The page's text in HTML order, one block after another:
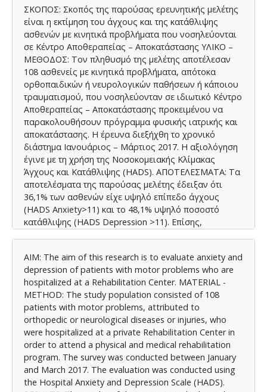
ΣΚΟΠΟΣ: Σκοπός της παρούσας ερευνητικής μελέτης
είναι η εκτίμηση του άγχους και της κατάθλιψης
ασθενών με κινητικά προβλήματα που νοσηλεύονται
σε Κέντρο Αποθεραπείας – Αποκατάστασης ΥΛΙΚΟ –
ΜΕΘΟΔΟΣ: Τον πληθυσμό της μελέτης αποτέλεσαν
108 ασθενείς με κινητικά προβλήματα, απότοκα
ορθοπαιδικών ή νευρολογικών παθήσεων ή κάποιου
τραυματισμού, που νοσηλεύονταν σε ιδιωτικό Κέντρο
Αποθεραπείας – Αποκατάστασης προκειμένου να
παρακολουθήσουν πρόγραμμα φυσικής ιατρικής και
αποκατάστασης. Η έρευνα διεξήχθη το χρονικό
διάστημα Ιανουάριος – Μάρτιος 2017. Η αξιολόγηση
έγινε με τη χρήση της Νοσοκομειακής Κλίμακας
Άγχους και Κατάθλιψης (HADS). ΑΠΟΤΕΛΕΣΜΑΤΑ: Τα
αποτελέσματα της παρούσας μελέτης έδειξαν ότι
36,1% των ασθενών είχε υψηλό επίπεδο άγχους
(HADS Anxiety>11) και το 48,1% υψηλό ποσοστό
κατάθλιψης (HADS Depression >11). Επίσης,
σημαντική. Πάνω από το 50% των παθολογικών
περιπτώσεων άγχους αλλά και κατάθλιψης είχαν ως
διάγνωση νοσηλείας το ΑΕΕ. Οι συσχετίσεις του
άγχους και της κατάθλιψης με τα δημογραφικά
στοιχεία των ασθενών δεν ανέδειξαν ιδιαίτερα
στατιστικά σημαντικά αποτελέσματα, όμως η μεγάλης
διάρκειας νοσηλεία στο νοσοκομείο πριν την
εισαγωγή στο ΚΑΑ επιφέρει μεγαλύτερες τιμές στο
βαθμό κατάθλιψης. ΣΥΜΠΕΡΑΣΜΑ: Επιβεβαιώνεται η
αυξημένη συχνότητα εμφάνισης άγχους και
κατάθλιψης σε ασθενείς με κινητικά προβλήματα τα
ΑΙΜ: The aim of this research is to evaluate anxiety and
depression of patients with motor problems who are
hospitalized at a Rehabilitation Center. MATERIAL -
METHOD: The study population consisted of 108
patients with motor problems, attributed to
orthopedic or neurological diseases or injuries, who
were hospitalized at a private Rehabilitation Center in
order to attend a physical and medical rehabilitation
program. The survey was conducted between January
and March 2017. The evaluation was conducted using
the Hospital Anxiety and Depression Scale (HADS).